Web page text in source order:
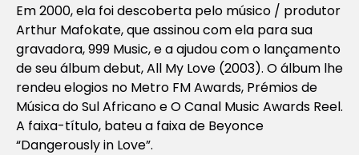
Em 2000, ela foi descoberta pelo músico / produtor
Arthur Mafokate, que assinou com ela para sua
gravadora, 999 Music, e a ajudou com o lançamento
de seu álbum debut, All My Love (2003). O álbum lhe
rendeu elogios no Metro FM Awards, Prémios de
Música do Sul Africano e O Canal Music Awards Reel.
A faixa-título, bateu a faixa de Beyonce
“Dangerously in Love”.